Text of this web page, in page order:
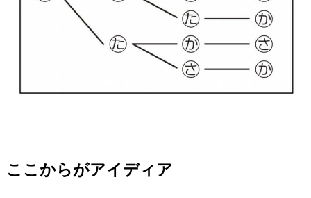
ここからがアイディア